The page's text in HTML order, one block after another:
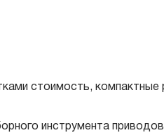
стоимость, компактные
инструмента